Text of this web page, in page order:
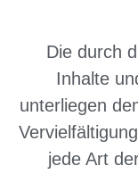
Die durch
Inhalte
unterliegen
jede Art